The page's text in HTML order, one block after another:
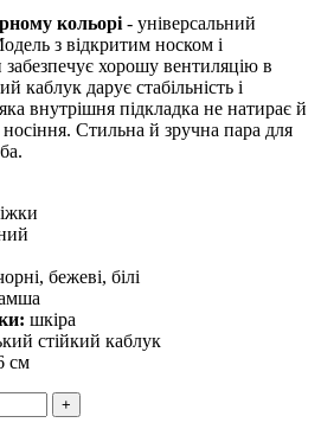
кольорі - універсальний
з відкритим носком і
хорошу вентиляцію в
каблук дарує стабільність і
внутрішня підкладка не натирає й
Стильна й зручна пара для
бежеві, білі
шкіра
стійкий каблук
см
+